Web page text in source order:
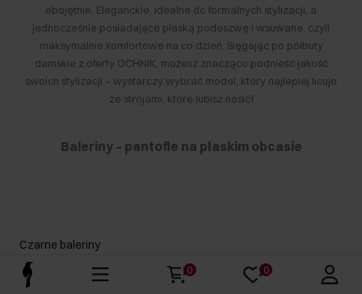
obojętnie. Eleganckie, idealne do formalnych stylizacji, a
jednocześnie posiadające płaską podeszwę i wsuwane, czyli
maksymalnie komfortowe na co dzień. Sięgając po półbuty
damskie z oferty OCHNIK, możesz znacząco podnieść jakość
swoich stylizacji – wystarczy wybrać model, który najlepiej licuje
ze strojami, które lubisz nosić!
Baleriny – pantofle na płaskim obcasie
noszenia. Buty baleriny, wzorowane na obuwiu do baletu,
charakteryzują się płaską, bardzo elastyczną podeszwą oraz
niemal niewidocznym płaskim obcasem. Nadaje on butom
Czarne baleriny
Beżowe baleriny
Botki czarne damskie
0 0